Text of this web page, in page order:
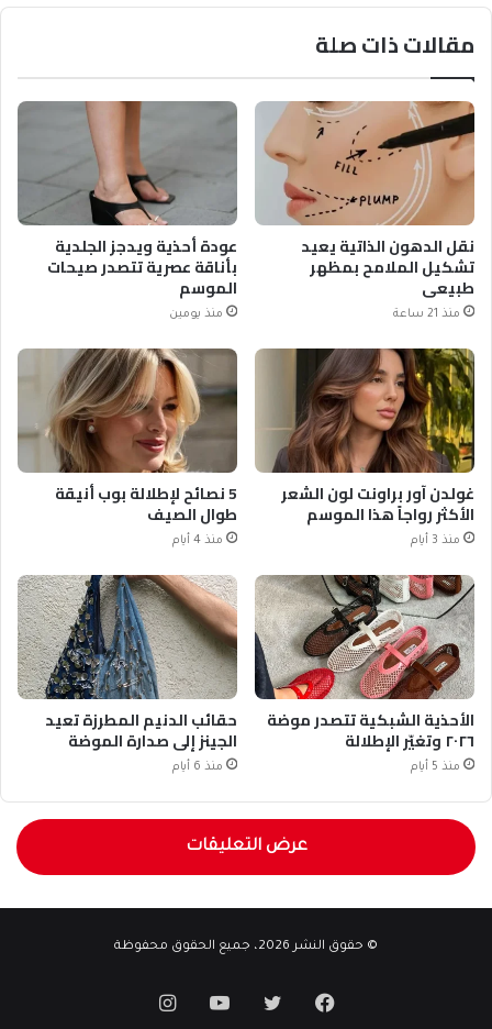
مقالات ذات صلة
نقل الدهون الذاتية يعيد
تشكيل الملامح بمظهر
طبيعي
منذ 21 ساعة
عودة أحذية ويدجز الجلدية
بأناقة عصرية تتصدر صيحات
الموسم
منذ يومين
غولدن آور براونت لون الشعر
الأكثر رواجاً هذا الموسم
منذ 3 أيام
5 نصائح لإطلالة بوب أنيقة
طوال الصيف
منذ 4 أيام
الأحذية الشبكية تتصدر موضة
٢٠٢٦ وتغيّر الإطلالة
منذ 5 أيام
حقائب الدنيم المطرزة تعيد
الجينز إلى صدارة الموضة
منذ 6 أيام
عرض التعليقات
© حقوق النشر 2026، جميع الحقوق محفوظة
فيسبوكتويتر يوتيوبانستقرام